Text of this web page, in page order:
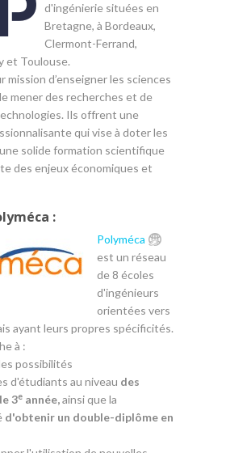
d'ingénierie situées en
Bretagne, à Bordeaux,
Clermont-Ferrand,
et Toulouse.
mission d’enseigner les sciences
mener des recherches et de
Ils offrent une
qui vise à doter les
solide formation scientifique
des enjeux économiques et
:
Polyméca
est un réseau
de 8 écoles
d'ingénieurs
orientées vers
ayant leurs propres spécificités.
à :
possibilités
d'étudiants au niveau des
3e année,ainsi que la
d'obtenir un double-diplôme en